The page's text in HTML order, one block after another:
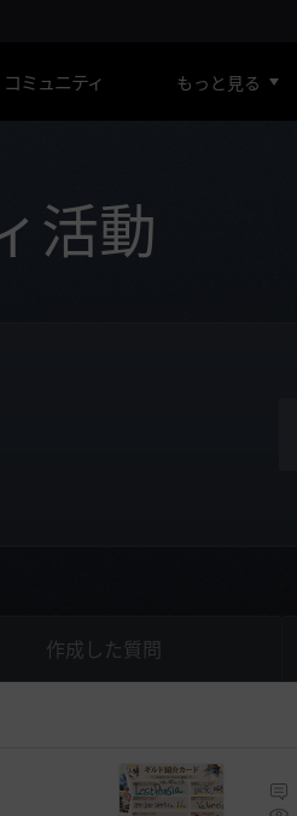
コミュニティ もっと見る
活動
作成した質問